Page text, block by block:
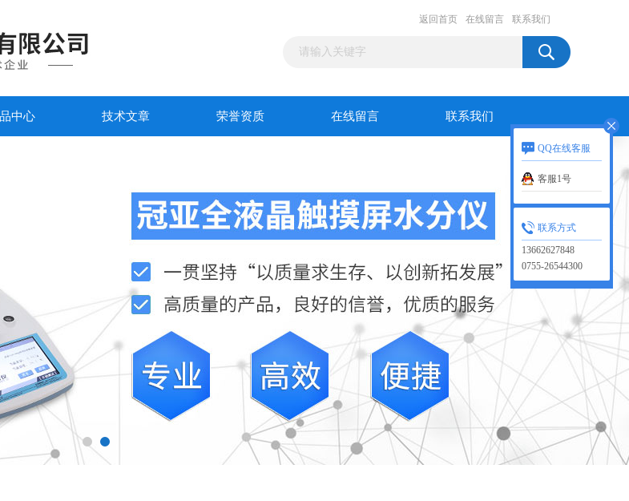
返回首页 在线留言 联系我们
中心 技术文章 荣誉资质 在线留言 联系我们
QQ在线客服
客服1号
联系方式
13662627848
0755-26544300